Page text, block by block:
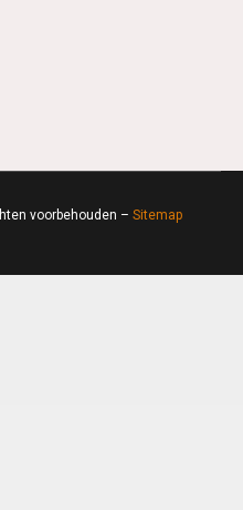
voorbehouden – Sitemap